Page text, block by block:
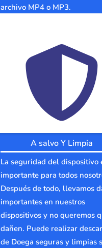
archivo MP4 o MP3.
A salvo Y Limpia
La seguridad del dispositivo
importante para todos
Después de todo, llevamos
importantes en nuestros
dispositivos y no queremos
dañen. Puede realizar
de Doega seguras y limpias